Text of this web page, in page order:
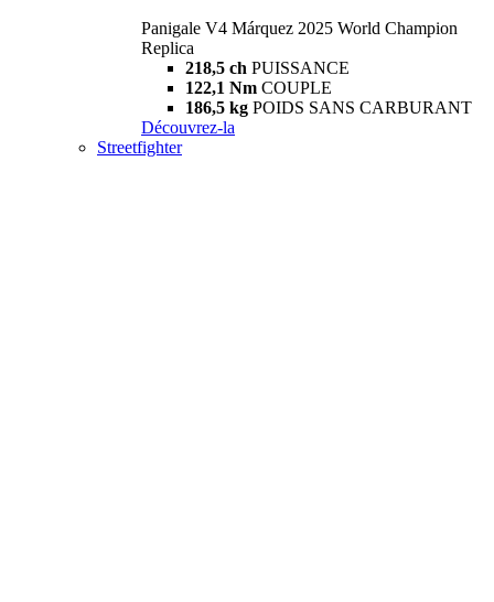
Panigale V4 Márquez 2025 World Champion
Replica
218,5 ch PUISSANCE
122,1 Nm COUPLE
186,5 kg POIDS SANS CARBURANT
Découvrez-la
Streetfighter